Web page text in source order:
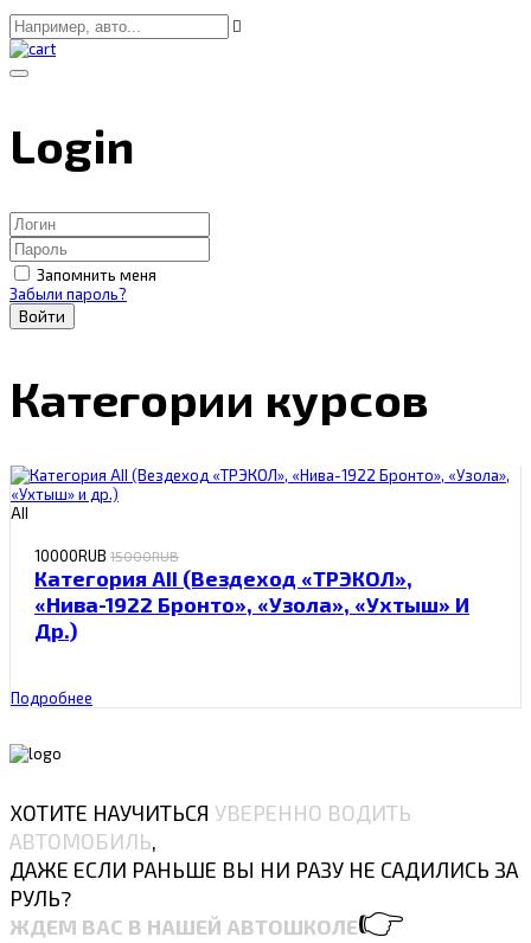
Login
Запомнить меня
Забыли пароль?
Войти
Категории курсов
АII
10000RUB 15000RUB
Категория АII (Вездеход «ТРЭКОЛ»,
«Нива-1922 Бронто», «Узола», «Ухтыш» И
Др.)
Подробнее
ХОТИТЕ НАУЧИТЬСЯ УВЕРЕННО ВОДИТЬ
АВТОМОБИЛЬ,
ДАЖЕ ЕСЛИ РАНЬШЕ ВЫ НИ РАЗУ НЕ САДИЛИСЬ ЗА
РУЛЬ?
ЖДЕМ ВАС В НАШЕЙ АВТОШКОЛЕ👉